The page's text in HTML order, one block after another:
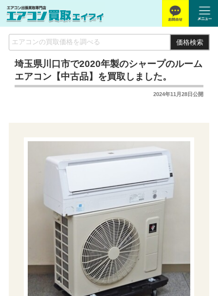
価格検索
埼玉県川口市で2020年製のシャープのルーム
エアコン【中古品】を買取しました。
2024年11月28日公開